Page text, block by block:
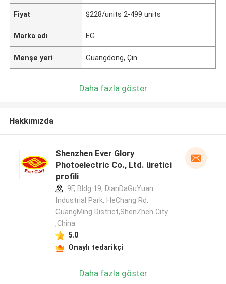
Fiyat $228/units 2-499 units
Marka adı EG
Menşe yeri Guangdong, Çin
Daha fazla göster
Hakkımızda
Shenzhen Ever Glory
Photoelectric Co., Ltd. üretici
profili
9F, Bldg 19, DianDaGuYuan
Industrial Park, HeChang Rd,
GuangMing District,ShenZhen City.
,China
5.0
Onaylı tedarikçi
Daha fazla göster